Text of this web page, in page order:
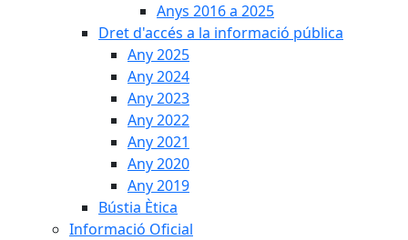
Anys 2016 a 2025
Dret d'accés a la informació pública
Any 2025
Any 2024
Any 2023
Any 2022
Any 2021
Any 2020
Any 2019
Bústia Ètica
Informació Oficial